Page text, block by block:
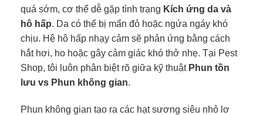
quá sớm, cơ thể dễ gặp tình trạng Kích ứng da và
hô hấp. Da có thể bị mẩn đỏ hoặc ngứa ngáy khó
chịu. Hệ hô hấp nhạy cảm sẽ phản ứng bằng cách
hắt hơi, ho hoặc gây cảm giác khó thở nhẹ. Tại Pest
Shop, tôi luôn phân biệt rõ giữa kỹ thuật Phun tồn
lưu vs Phun không gian.
Phun không gian tạo ra các hạt sương siêu nhỏ lơ